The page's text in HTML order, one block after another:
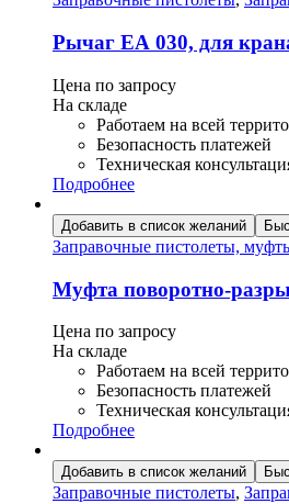
Рычаг ЕА 030, для
Цена по запросу
На складе
Работаем на всей
Безопасность платежей
Техническая
Подробнее
Добавить в список желаний
Заправочные пистолеты,
Муфта поворотно-
Цена по запросу
На складе
Работаем на всей
Безопасность платежей
Техническая
Подробнее
Добавить в список желаний
Заправочные пистолеты,